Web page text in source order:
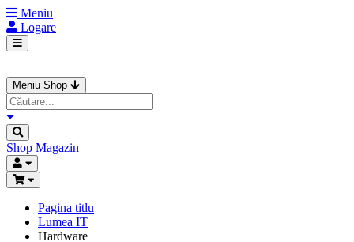
Meniu
Logare
Meniu Shop
Shop Magazin
Pagina titlu
Lumea IT
Hardware